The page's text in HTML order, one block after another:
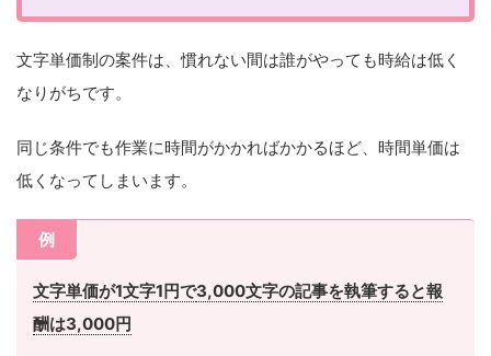
文字単価制の案件は、慣れない間は誰がやっても時給は低く
なりがちです。
同じ条件でも作業に時間がかかればかかるほど、時間単価は
低くなってしまいます。
例
文字単価が1文字1円で3,000文字の記事を執筆すると報
酬は3,000円